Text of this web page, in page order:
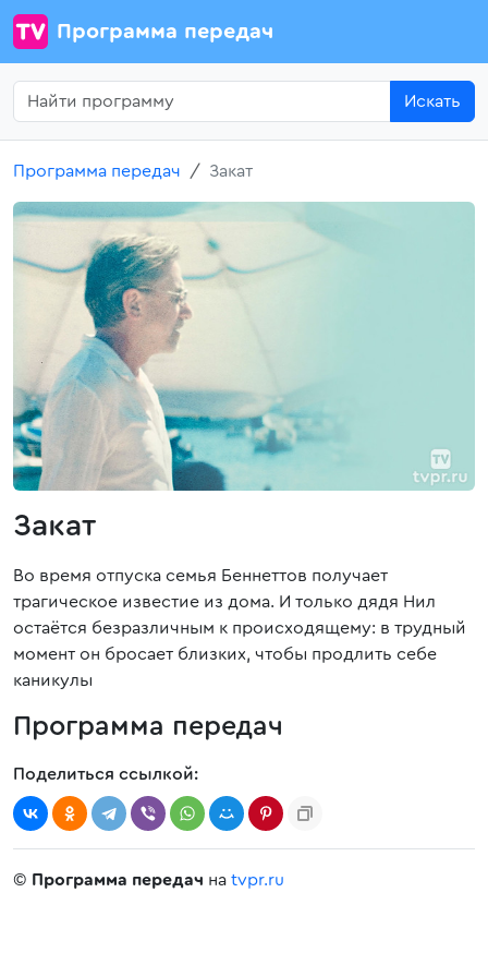
Программа передач
Искать
Программа передач Закат
Закат
Во время отпуска семья Беннеттов получает
трагическое известие из дома. И только дядя Нил
остаётся безразличным к происходящему: в трудный
момент он бросает близких, чтобы продлить себе
каникулы
Программа передач
Поделиться ссылкой:
© Программа передач на tvpr.ru